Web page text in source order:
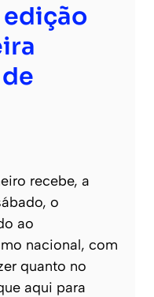
edição
recebe, a
o
ao
nacional, com
quanto no
aqui para